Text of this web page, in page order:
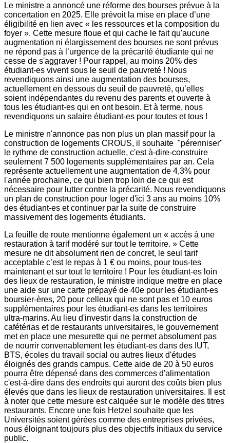
Le ministre a annoncé une réforme des bourses prévue à la
concertation en 2025. Elle prévoit la mise en place d’une
éligibilité en lien avec « les ressources et la composition du
foyer ». Cette mesure floue et qui cache le fait qu'aucune
augmentation ni élargissement des bourses ne sont prévus
ne répond pas à l’urgence de la précarité étudiante qui ne
cesse de s'aggraver ! Pour rappel, au moins 20% des
étudiant-es vivent sous le seuil de pauvreté ! Nous
revendiquons ainsi une augmentation des bourses,
actuellement en dessous du seuil de pauvreté, qu’elles
soient indépendantes du revenu des parents et ouverte à
tous les étudiant-es qui en ont besoin. Et à terme, nous
revendiquons un salaire étudiant-es pour toutes et tous !
Le ministre n'annonce pas non plus un plan massif pour la
construction de logements CROUS, il souhaite "pérenniser"
le rythme de construction actuelle, c'est à-dire-construire
seulement 7 500 logements supplémentaires par an. Cela
représente actuellement une augmentation de 4,3% pour
l'année prochaine, ce qui bien trop loin de ce qui est
nécessaire pour lutter contre la précarité. Nous revendiquons
un plan de construction pour loger d'ici 3 ans au moins 10%
des étudiant-es et continuer par la suite de construire
massivement des logements étudiants.
La feuille de route mentionne également un « accès à une
restauration à tarif modéré sur tout le territoire. » Cette
mesure ne dit absolument rien de concret, le seul tarif
acceptable c’est le repas à 1 € ou moins, pour tous-tes
maintenant et sur tout le territoire ! Pour les étudiant-es loin
des lieux de restauration, le ministre indique mettre en place
une aide sur une carte prépayé de 40e pour les étudiant-es
boursier-ères, 20 pour celleux qui ne sont pas et 10 euros
supplémentaires pour les étudiant-es dans les territoires
ultra-marins. Au lieu d'investir dans la construction de
cafétérias et de restaurants universitaires, le gouvernement
met en place une mesurette qui ne permet absolument pas
de nourrir convenablement les étudiant-es dans des IUT,
BTS, écoles du travail social ou autres lieux d'études
éloignés des grands campus. Cette aide de 20 à 50 euros
pourra être dépensé dans des commerces d'alimentation
c'est-à-dire dans des endroits qui auront des coûts bien plus
élevés que dans les lieux de restauration universitaires. Il est
à noter que cette mesure est calquée sur le modèle des titres
restaurants. Encore une fois Hetzel souhaite que les
Universités soient gérées comme des entreprises privées,
nous éloignant toujours plus des objectifs initiaux du service
public.